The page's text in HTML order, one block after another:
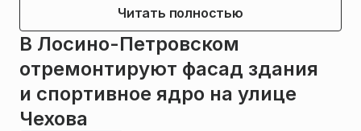
Читать полностью
В Лосино-Петровском
отремонтируют фасад здания
и спортивное ядро на улице
Чехова